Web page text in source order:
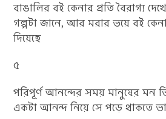
বাঙালির বই কেনার প্রতি বৈরাগ্য
গল্পটা জানে, আর মরার ভয়ে বই
দিয়েছে
৫
পরিপূর্ণ আনন্দের সময় মানুষের মন
একটা আনন্দ নিয়ে সে পড়ে থাকতে